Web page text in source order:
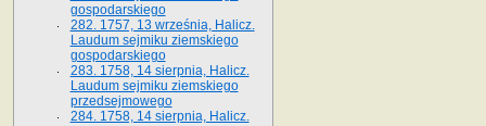
gospodarskiego
282. 1757, 13 września, Halicz.
Laudum sejmiku ziemskiego
gospodarskiego
283. 1758, 14 sierpnia, Halicz.
Laudum sejmiku ziemskiego
przedsejmowego
284. 1758, 14 sierpnia, Halicz.